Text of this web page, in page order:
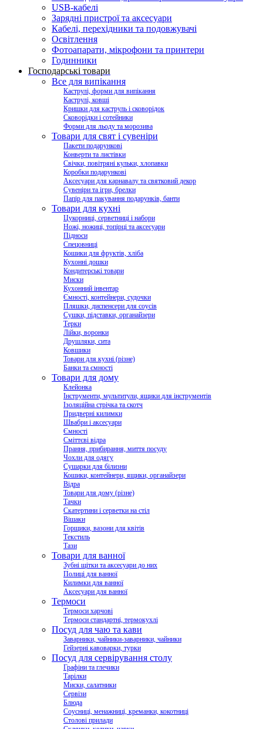
USB-кабелі
Зарядні пристрої та аксесуари
Кабелі, перехідники та подовжувачі
Освітлення
Фотоапарати, мікрофони та принтери
Годинники
Господарські товари
Все для випікання
Каструлі, форми для випікання
Каструлі, ковші
Кришки для каструль і сковорідок
Сковорідки і сотейники
Форми для льоду та морозива
Товари для свят і сувеніри
Пакети подарункові
Конверти та листівки
Свічки, повітряні кульки, хлопавки
Коробки подарункові
Аксесуари для карнавалу та святковий декор
Сувеніри та ігри, брелки
Папір для пакування подарунків, банти
Товари для кухні
Цукорниці, серветниці і набори
Ножі, ножиці, топірці та аксесуари
Підноси
Спецовниці
Кошики для фруктів, хліба
Кухонні дошки
Кондитерські товари
Миски
Кухонний інвентар
Ємності, контейнери, судочки
Пляшки, диспенсери для соусів
Сушки, підставки, органайзери
Терки
Лійки, воронки
Друшляки, сита
Ковшики
Товари для кухні (різне)
Банки та ємності
Товари для дому
Клейонка
Інструменти, мультитули, ящики для інструментів
Ізоляційна стрічка та скотч
Придверні килимки
Швабри і аксесуари
Ємності
Сміттєві відра
Прання, прибирання, миття посуду
Чохли для одягу
Сушарки для білизни
Кошики, контейнери, ящики, органайзери
Відра
Товари для дому (різне)
Тачки
Скатертини і серветки на стіл
Вішаки
Горщики, вазони для квітів
Текстиль
Тази
Товари для ванної
Зубні щітки та аксесуари до них
Полиці для ванної
Килимки для ванної
Аксесуари для ванної
Термоси
Термоси харчові
Термоси стандартні, термокухлі
Посуд для чаю та кави
Заварники, чайники-заварники, чайники
Гейзерні кавоварки, турки
Посуд для сервірування столу
Графіни та глечики
Тарілки
Миски, салатники
Сервізи
Блюда
Соусниці, менажниці, креманки, кокотниці
Столові прилади